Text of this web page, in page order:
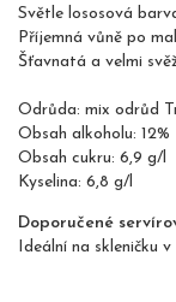
Světle lososová
Příjemná vůně po
Šťavnatá a velmi
Odrůda: mix odrůd
Obsah alkoholu: 12%
Obsah cukru: 6,9 g/l
Kyselina: 6,8 g/l
Doporučené
Ideální na skleničku